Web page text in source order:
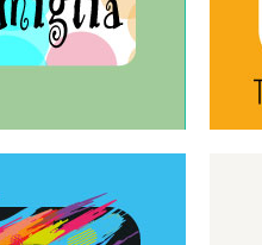
in famiglia
Famiglia è una